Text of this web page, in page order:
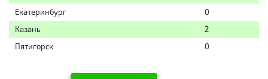
Екатеринбург
0
Казань
2
Пятигорск
0